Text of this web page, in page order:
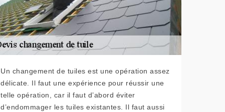
Un changement de tuiles est une opération assez
délicate. Il faut une expérience pour réussir une
telle opération, car il faut d’abord éviter
d’endommager les tuiles existantes. Il faut aussi